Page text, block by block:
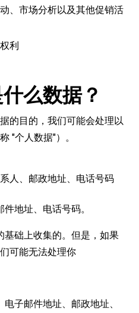
、市场分析以及其他促销活
利
么数据？
的目的，我们可能会处理以
"个人数据"）。
人、邮政地址、电话号码
地址、电话号码。
础上收集的。但是，如果
可能无法处理你
电子邮件地址、邮政地址、